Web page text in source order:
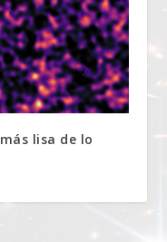
lisa de lo